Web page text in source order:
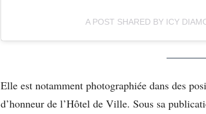
A POST SHARED BY ICY
Elle est notamment photographiée dans des
d’honneur de l’Hôtel de Ville. Sous sa